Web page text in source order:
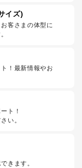
イズ)
客さまの体型に
！最新情報やお
ト！
い。
きます。